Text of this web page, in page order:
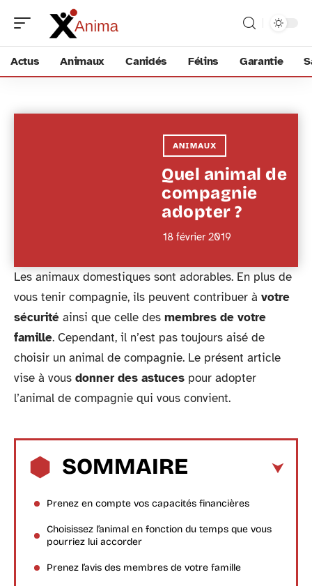
Actus Animaux Canidés Félins Garantie
ANIMAUX
Quel animal de
compagnie
adopter ?
18 février 2019
Les animaux domestiques sont adorables. En plus de
vous tenir compagnie, ils peuvent contribuer à votre
sécurité ainsi que celle des membres de votre
famille. Cependant, il n’est pas toujours aisé de
choisir un animal de compagnie. Le présent article
vise à vous donner des astuces pour adopter
l’animal de compagnie qui vous convient.
SOMMAIRE
Prenez en compte vos capacités financières
Choisissez l’animal en fonction du temps que vous
pourriez lui accorder
Prenez l’avis des membres de votre famille